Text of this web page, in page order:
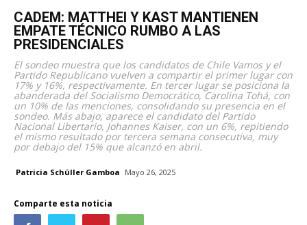
CADEM: MATTHEI Y KAST MANTIENEN
EMPATE TÉCNICO RUMBO A LAS
PRESIDENCIALES
El sondeo muestra que los candidatos de Chile Vamos y el
Partido Republicano vuelven a compartir el primer lugar con
17% y 16%, respectivamente. En tercer lugar se posiciona la
abanderada del Socialismo Democrático, Carolina Tohá, con
un 10% de las menciones, consolidando su presencia en el
sondeo. Más abajo, aparece el candidato del Partido
Nacional Libertario, Johannes Kaiser, con un 6%, repitiendo
el mismo resultado por tercera semana consecutiva, muy
por debajo del 15% que alcanzó en abril.
Patricia Schüller Gamboa Mayo 26, 2025
Comparte esta noticia